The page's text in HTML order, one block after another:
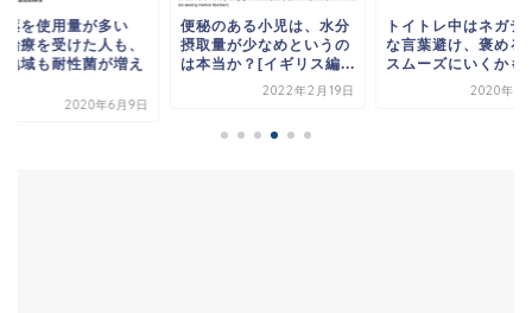
薬を使用量が多い
治療を受けた人も、
地域も耐性菌が増え
2020年6月9日
便秘のある小児は、水分
摂取量が少なめというの
は本当か？[イギリス編...
2022年2月19日
トイトレ中はネガテ
な言葉避け、褒める
スムーズにいくかも
2020年2